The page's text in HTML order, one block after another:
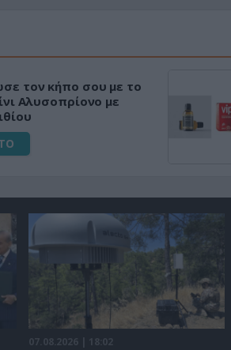
τον κήπο σου με το
Αλυσοπρίονο με
07.08.2026 | 18:02